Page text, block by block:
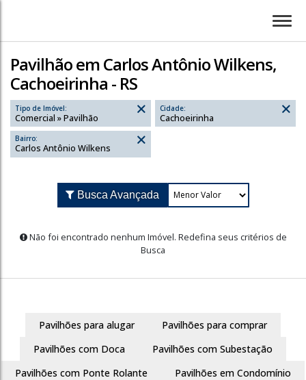
Pavilhão em Carlos Antônio Wilkens,
Cachoeirinha - RS
Tipo de Imóvel:
Comercial » Pavilhão
Cidade:
Cachoeirinha
Bairro:
Busca Avançada
Pavilhões para alugar
Pavilhões para comprar
Pavilhões com Doca
Pavilhões com Subestação
Pavilhões com Ponte Rolante
Pavilhões em Condomínio